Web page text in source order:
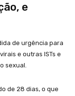
e
de urgência para
e outras ISTs e
sexual.
de 28 dias, o que